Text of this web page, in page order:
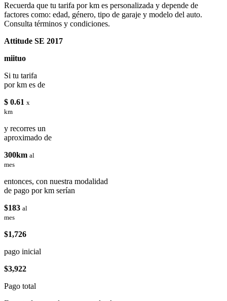
Recuerda que tu tarifa por km es personalizada y depende de
factores como: edad, género, tipo de garaje y modelo del auto.
Consulta términos y condiciones.
Attitude SE 2017
miituo
Si tu tarifa
por km es de
$ 0.61 x
km
y recorres un
aproximado de
300km al
mes
entonces, con nuestra modalidad
de pago por km serían
$183 al
mes
$1,726
pago inicial
$3,922
Pago total